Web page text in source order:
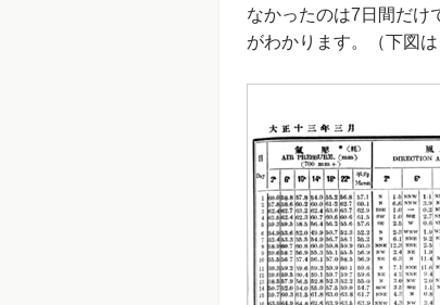
なかったのは7日間だけ
がわかります。（下図